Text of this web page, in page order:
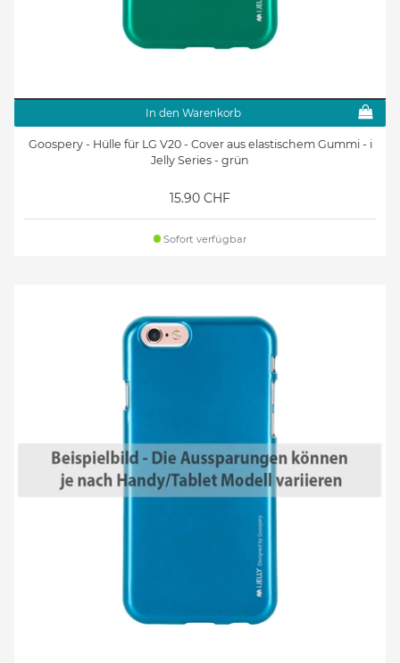
In den Warenkorb
Goospery - Hülle für LG V20 - Cover aus elastischem Gummi - i
Jelly Series - grün
15.90 CHF
Sofort verfügbar